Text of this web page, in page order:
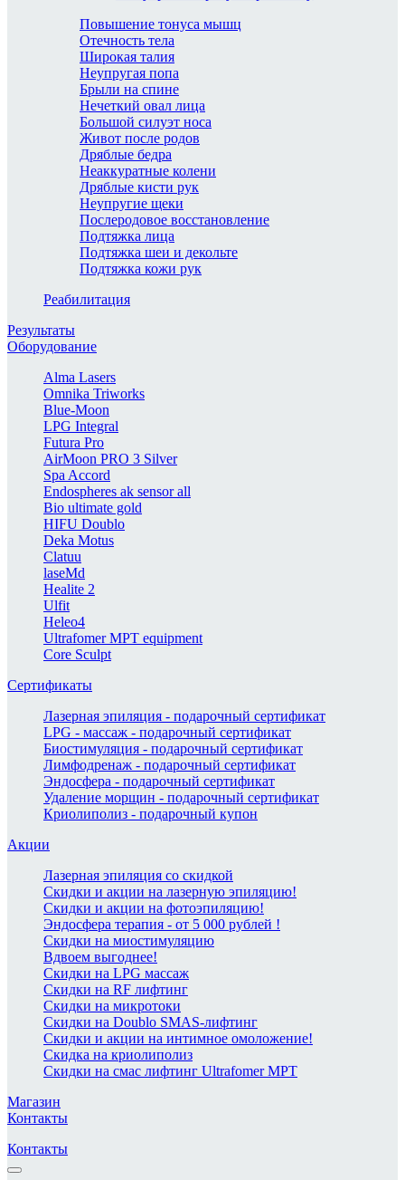
Повышение тонуса мышц
Отечность тела
Широкая талия
Неупругая попа
Брыли на спине
Нечеткий овал лица
Большой силуэт носа
Живот после родов
Дряблые бедра
Неаккуратные колени
Дряблые кисти рук
Неупругие щеки
Послеродовое восстановление
Подтяжка лица
Подтяжка шеи и декольте
Подтяжка кожи рук
Реабилитация
Результаты
Оборудование
Alma Lasers
Omnika Triworks
Blue-Moon
LPG Integral
Futura Pro
AirMoon PRO 3 Silver
Spa Accord
Endospheres ak sensor all
Bio ultimate gold
HIFU Doublo
Deka Motus
Clatuu
laseMd
Healite 2
Ulfit
Heleo4
Ultrafomer MPT equipment
Core Sculpt
Сертификаты
Лазерная эпиляция - подарочный сертификат
LPG - массаж - подарочный сертификат
Биостимуляция - подарочный сертификат
Лимфодренаж - подарочный сертификат
Эндосфера - подарочный сертификат
Удаление морщин - подарочный сертификат
Криолиполиз - подарочный купон
Акции
Лазерная эпиляция со скидкой
Скидки и акции на лазерную эпиляцию!
Скидки и акции на фотоэпиляцию!
Эндосфера терапия - от 5 000 рублей !
Скидки на миостимуляцию
Вдвоем выгоднее!
Скидки на LPG массаж
Скидки на RF лифтинг
Скидки на микротоки
Скидки на Doublo SMAS-лифтинг
Скидки и акции на интимное омоложение!
Скидка на криолиполиз
Скидки на смас лифтинг Ultrafomer MPT
Магазин
Контакты
Контакты